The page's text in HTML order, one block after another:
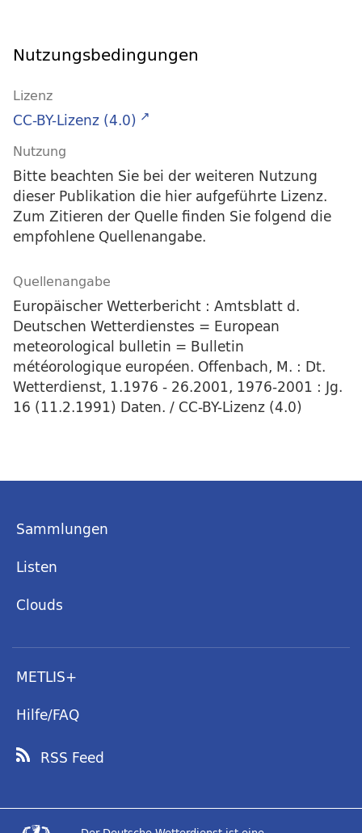
Nutzungsbedingungen
Lizenz
CC-BY-Lizenz (4.0)
Nutzung
Bitte beachten Sie bei der weiteren Nutzung
dieser Publikation die hier aufgeführte Lizenz.
Zum Zitieren der Quelle finden Sie folgend die
empfohlene Quellenangabe.
Quellenangabe
Europäischer Wetterbericht : Amtsblatt d.
Deutschen Wetterdienstes = European
meteorological bulletin = Bulletin
météorologique européen. Offenbach, M. : Dt.
Wetterdienst, 1.1976 - 26.2001, 1976-2001 : Jg.
16 (11.2.1991) Daten. / CC-BY-Lizenz (4.0)
Sammlungen
Listen
Clouds
METLIS+
Hilfe/FAQ
RSS Feed